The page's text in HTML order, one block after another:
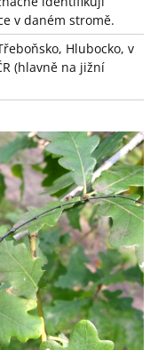
v daném stromě.
Hlubocko, v
(hlavně na jižní